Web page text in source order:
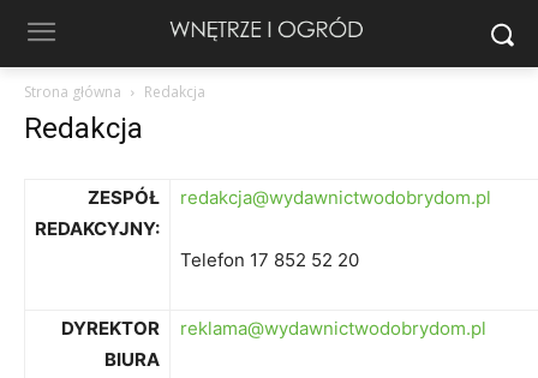
Strona główna Redakcja
Redakcja
ZESPÓŁ
REDAKCYJNY:
redakcja@wydawnictwodobrydom.pl
Telefon 17 852 52 20
DYREKTOR
BIURA
reklama@wydawnictwodobrydom.pl